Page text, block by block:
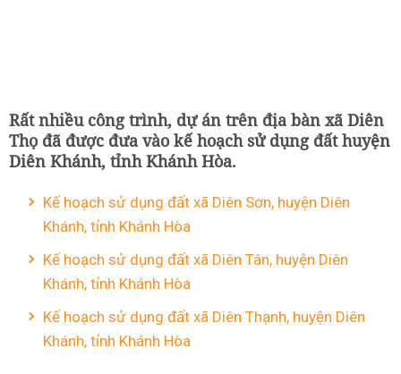
Rất nhiều công trình, dự án trên địa bàn xã Diên
Thọ đã được đưa vào kế hoạch sử dụng đất huyện
Diên Khánh, tỉnh Khánh Hòa.
Kế hoạch sử dụng đất xã Diên Sơn, huyện Diên
Khánh, tỉnh Khánh Hòa
Kế hoạch sử dụng đất xã Diên Tân, huyện Diên
Khánh, tỉnh Khánh Hòa
Kế hoạch sử dụng đất xã Diên Thạnh, huyện Diên
Khánh, tỉnh Khánh Hòa